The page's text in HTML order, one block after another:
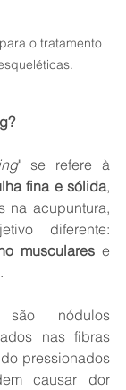
o tratamento
" se refere à
fina e sólida,
na acupuntura,
musculares e
são nódulos
nas fibras
pressionados
causar dor